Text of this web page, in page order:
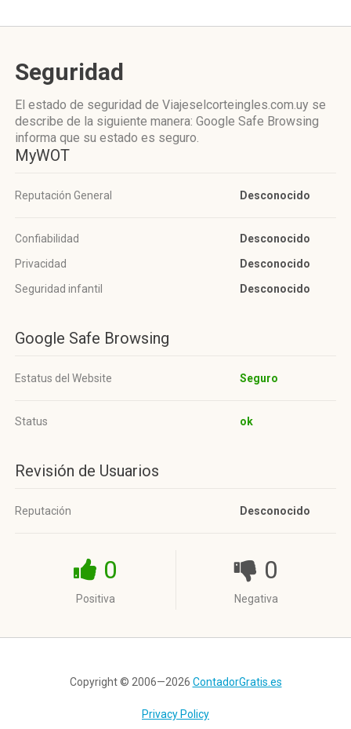
Seguridad
El estado de seguridad de Viajeselcorteingles.com.uy se
describe de la siguiente manera: Google Safe Browsing
informa que su estado es seguro.
MyWOT
Reputación General Desconocido
Confiabilidad
Desconocido
Privacidad
Desconocido
Seguridad infantil
Desconocido
Google Safe Browsing
Estatus del Website Seguro
Status ok
Revisión de Usuarios
Reputación Desconocido
0
Positiva
0
Negativa
Copyright © 2006—2026 ContadorGratis.es
Privacy Policy